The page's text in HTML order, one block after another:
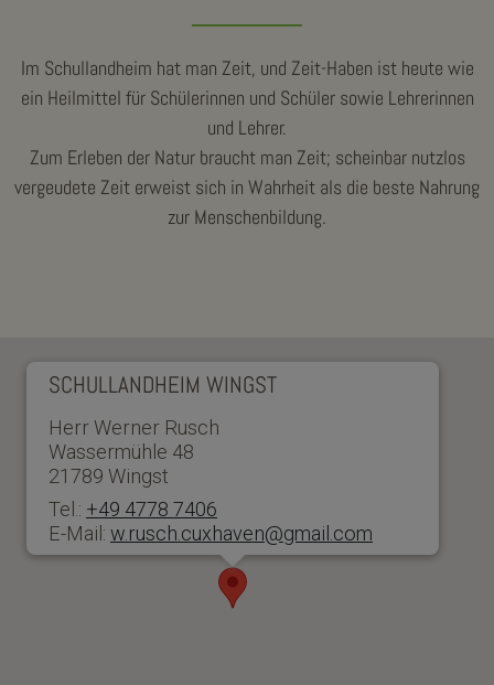
Im Schullandheim hat man Zeit, und Zeit-Haben ist heute wie
ein Heilmittel für Schülerinnen und Schüler sowie Lehrerinnen
und Lehrer.
Zum Erleben der Natur braucht man Zeit; scheinbar nutzlos
vergeudete Zeit erweist sich in Wahrheit als die beste Nahrung
zur Menschenbildung.
SCHULLANDHEIM WINGST
Herr Werner Rusch
Wassermühle 48
21789 Wingst
Tel.: +49 4778 7406
E-Mail: w.rusch.cuxhaven@gmail.com